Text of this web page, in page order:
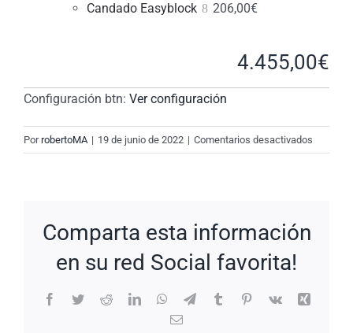
Candado Easyblock
206,00€
4.455,00€
Configuración btn: Ver configuración
PorrobertoMA | 19 de junio de 2022 | Comentarios desactivados
New
Comparta esta información
en su red Social favorita!
Facebook
TwitterRedditLinkedInWhatsApp
TelegramTumblrPinterest
Vk
Xing
Correo